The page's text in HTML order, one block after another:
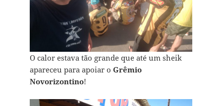
O calor estava tão grande que até um sheik
apareceu para apoiar o Grêmio
Novorizontino!